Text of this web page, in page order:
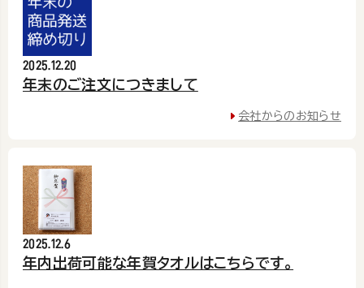
2025.12.20
年末のご注文につきまして
会社からのお知らせ
2025.12.6
年内出荷可能な年賀タオルはこちらです。